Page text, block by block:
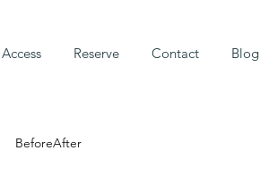
Access Reserve Contact Blog
BeforeAfter